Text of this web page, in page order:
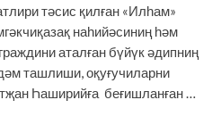
тәсис қилған «Илһам»
наһийәсиниң һәм
аталған бүйүк әдипниң
ташлиши, оқуғучиларни
Һаширийға беғишланған …